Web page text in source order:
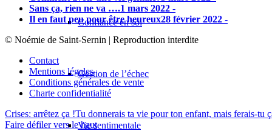
Confiance en soi
Gestion de l’échec
Vie sentimentale
Sans ça, rien ne va ….1 mars 2022 -
Il en faut peu pour être heureux28 février 2022 -
© Noémie de Saint-Sernin | Reproduction interdite
Contact
Mentions légales
Conditions générales de vente
Charte confidentialité
Crises: arrêtez ça !Tu donnerais ta vie pour ton enfant, mais ferais-tu
Faire défiler vers le haut